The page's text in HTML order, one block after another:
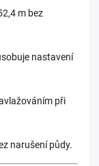
m bez
nastavení
při
narušení půdy.